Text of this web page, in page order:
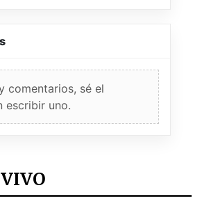
comentarios, sé el
escribir uno.